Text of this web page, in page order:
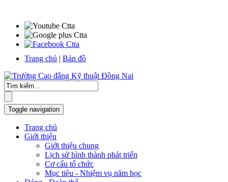
Trang chủ | Bản đồ
Toggle navigation
Trang chủ
Giới thiệu
Giới thiệu chung
Lịch sử hình thành phát triển
Cơ cấu tổ chức
Mục tiêu - Nhiệm vụ năm học